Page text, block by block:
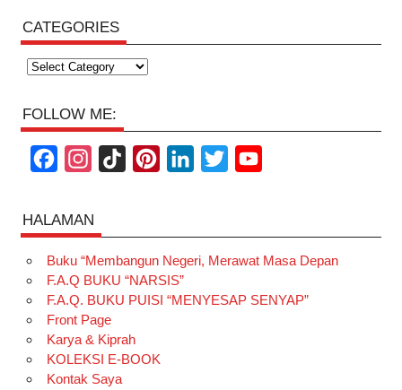
CATEGORIES
Categories
FOLLOW ME:
c
e
b
o
o
k
s
t
a
g
r
a
m
T
o
k
t
e
r
k
e
d
t
t
e
T
u
b
HALAMAN
Buku “Membangun Negeri, Merawat Masa Depan
F.A.Q BUKU “NARSIS”
F.A.Q. BUKU PUISI “MENYESAP SENYAP”
Front Page
Karya & Kiprah
KOLEKSI E-BOOK
Kontak Saya